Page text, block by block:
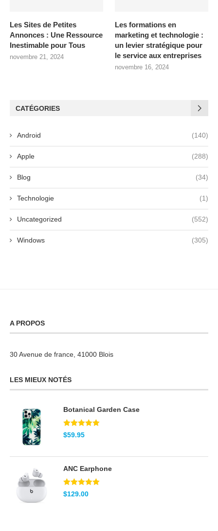
Les Sites de Petites
Annonces : Une Ressource
Inestimable pour Tous
novembre 21, 2024
Les formations en
marketing et technologie :
un levier stratégique pour
le service aux entreprises
novembre 16, 2024
CATÉGORIES
Android (140)
Apple (288)
Blog (34)
Technologie (1)
Uncategorized (552)
Windows (305)
A PROPOS
30 Avenue de france, 41000 Blois
LES MIEUX NOTÉS
Botanical Garden Case
Note5.00
sur 5
$59.95
ANC Earphone
Note5.00
sur 5
$129.00